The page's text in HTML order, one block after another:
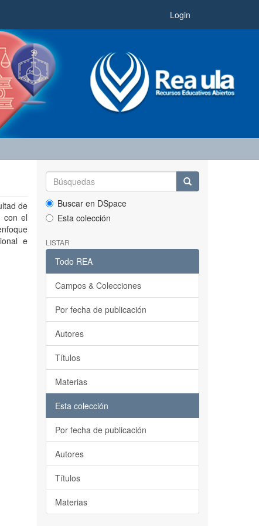
Login
de
con el
e
Buscar en DSpace
Esta colección
LISTAR
Todo REA
Campos & Colecciones
Por fecha de publicación
Autores
Títulos
Materias
Esta colección
Por fecha de publicación
Autores
Títulos
Materias